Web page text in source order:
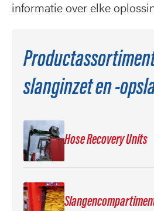
informatie over elke
slanginzet en -
Hose Recovery Units